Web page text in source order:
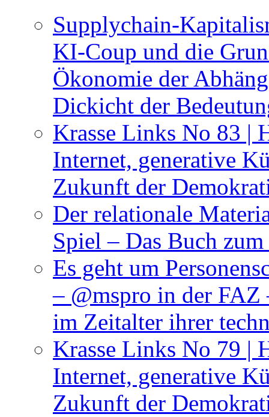
Supplychain-
KI-Coup und die
Ökonomie der
Dickicht der
Krasse Links No 83 |
Internet, generative
Zukunft der
Der relationale
Spiel – Das Buch
Es geht um
– @mspro in der
im Zeitalter ihrer
Krasse Links No 79 |
Internet, generative
Zukunft der